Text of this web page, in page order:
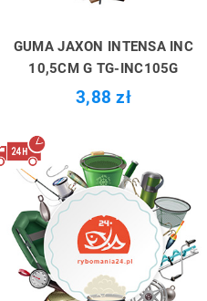
GUMA JAXON INTENSA INC
10,5CM G TG-INC105G
3,88 zł